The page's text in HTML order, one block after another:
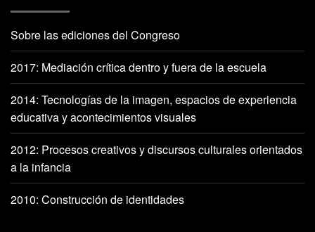
Sobre las ediciones del Congreso
2017: Mediación crítica dentro y fuera de la escuela
2014: Tecnologías de la imagen, espacios de experiencia
educativa y acontecimientos visuales
2012: Procesos creativos y discursos culturales orientados
a la infancia
2010: Construcción de identidades